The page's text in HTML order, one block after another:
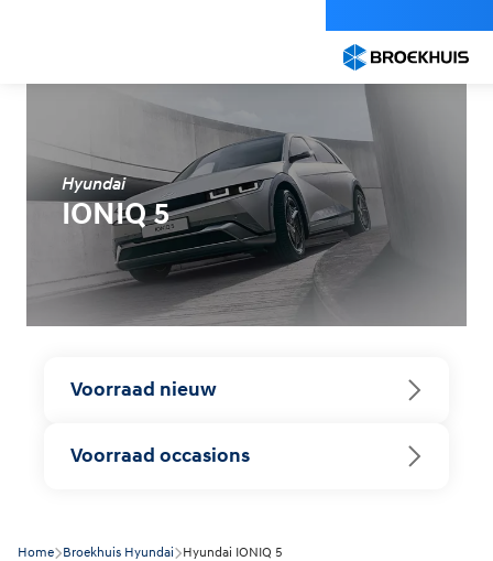
Hyundai
IONIQ 5
Voorraad nieuw
Voorraad occasions
Home Broekhuis Hyundai Hyundai IONIQ 5